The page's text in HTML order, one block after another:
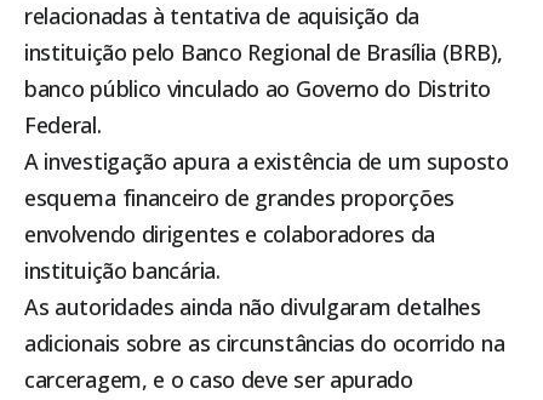
relacionadas à tentativa de aquisição da
instituição pelo Banco Regional de Brasília (BRB),
banco público vinculado ao Governo do Distrito
Federal.
A investigação apura a existência de um suposto
esquema financeiro de grandes proporções
envolvendo dirigentes e colaboradores da
instituição bancária.
As autoridades ainda não divulgaram detalhes
adicionais sobre as circunstâncias do ocorrido na
carceragem, e o caso deve ser apurado